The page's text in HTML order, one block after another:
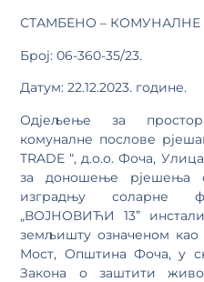
СТАМБЕНО –
Број: 06-360-35/23.
Датум: 22.12.2023. године.
Одјељење за
комуналне послове
TRADE “, д.о.о. Фоча,
за доношење рјешења
изградњу соларне
„ВОЈНОВИЋИ 13”
земљишту означеном као
Мост, Општина Фоча, у
Закона о заштити